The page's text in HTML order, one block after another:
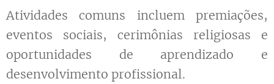
Atividades comuns incluem premiações,
eventos sociais, cerimônias religiosas e
oportunidades de aprendizado e
desenvolvimento profissional.